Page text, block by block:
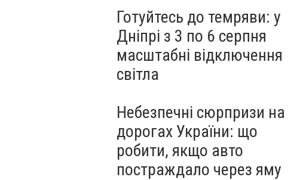
Готуйтесь до темряви: у
Дніпрі з 3 по 6 серпня
масштабні відключення
світла
Небезпечні сюрпризи на
дорогах України: що
робити, якщо авто
постраждало через яму